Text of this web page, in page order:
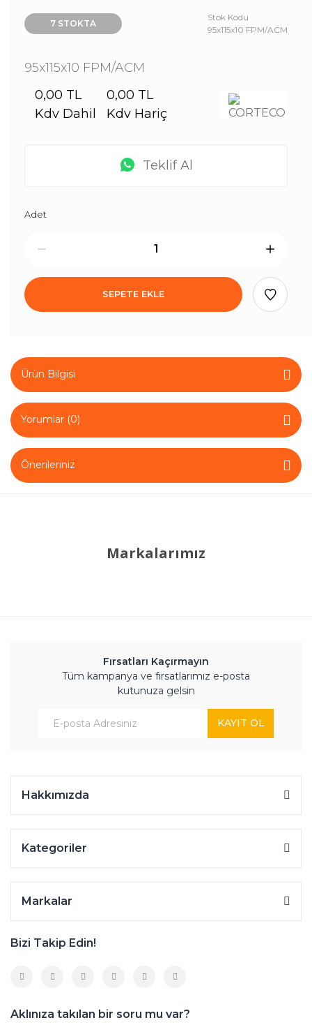
7 STOKTA
Stok Kodu
95x115x10 FPM/ACM
95x115x10 FPM/ACM
0,00 TL
Kdv Dahil
0,00 TL
Kdv Hariç
Teklif Al
Adet
SEPETE EKLE
Ürün Bilgisi
Yorumlar (0)
Önerileriniz
Markalarımız
Fırsatları Kaçırmayın
Tüm kampanya ve fırsatlarımız e-posta
kutunuza gelsin
KAYIT OL
Hakkımızda
Kategoriler
Markalar
Bizi Takip Edin!
Aklınıza takılan bir soru mu var?